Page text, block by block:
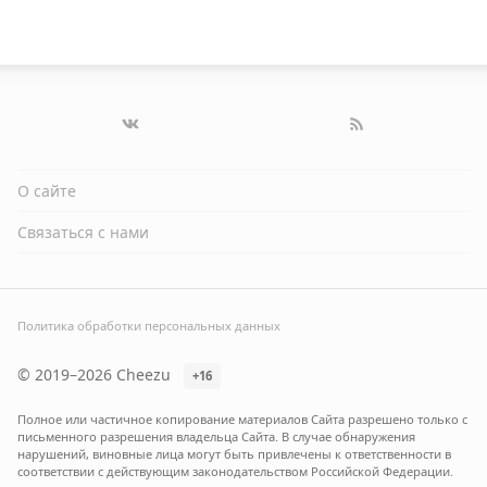
О сайте
Связаться с нами
© 2019–2026 Cheezu +16
Политика обработки персональных данных
Полное или частичное копирование материалов Сайта разрешено только с
письменного разрешения владельца Сайта. В случае обнаружения
нарушений, виновные лица могут быть привлечены к ответственности в
соответствии с действующим законодательством Российской Федерации.